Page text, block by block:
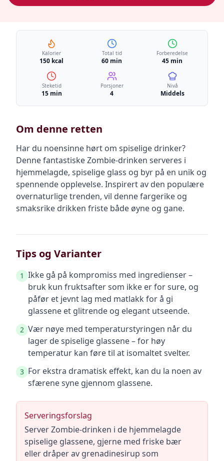
Kalorier
150 kcal
Total tid
60 min
Forberedelse
45 min
Steketid
15 min
Porsjoner
4
Nivå
Middels
Om denne retten
Har du noensinne hørt om spiselige drinker?
Denne fantastiske Zombie-drinken serveres i
hjemmelagde, spiselige glass og byr på en unik og
spennende opplevelse. Inspirert av den populære
overnaturlige trenden, vil denne fargerike og
smaksrike drikken friste både øyne og gane.
Tips og Varianter
1 Ikke gå på kompromiss med ingredienser –
bruk kun fruktsafter som ikke er for sure, og
påfør et jevnt lag med matlakk for å gi
glassene et glitrende og elegant utseende.
2 Vær nøye med temperaturstyringen når du
lager de spiselige glassene – for høy
temperatur kan føre til at isomaltet svelter.
3 For ekstra dramatisk effekt, kan du la noen av
sfærene syne gjennom glassene.
Serveringsforslag
Server Zombie-drinken i de hjemmelagde
spiselige glassene, gjerne med friske bær
eller dråper av grenadinesirup som